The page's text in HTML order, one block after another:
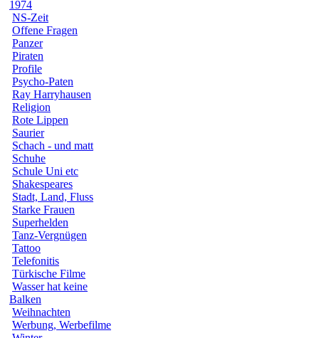
1974
NS-Zeit
Offene Fragen
Panzer
Piraten
Profile
Psycho-Paten
Ray Harryhausen
Religion
Rote Lippen
Saurier
Schach - und matt
Schuhe
Schule Uni etc
Shakespeares
Stadt, Land, Fluss
Starke Frauen
Superhelden
Tanz-Vergnügen
Tattoo
Telefonitis
Türkische Filme
Wasser hat keine
Balken
Weihnachten
Werbung, Werbefilme